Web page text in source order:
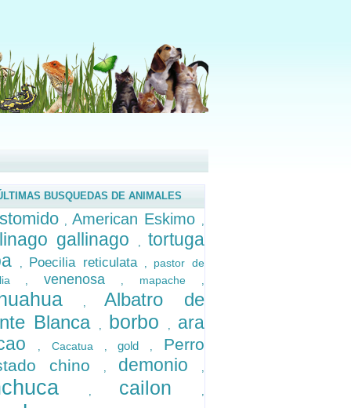
BUSQUEDAS DE ANIMALES
, American Eskimo ,
gallinago , tortuga
, Poecilia reticulata , pastor de
, venenosa , mapache ,
,Albatro de
Blanca
, borbo , ara
, Cacatua ,gold , Perro
chino
, demonio ,
, cailon ,